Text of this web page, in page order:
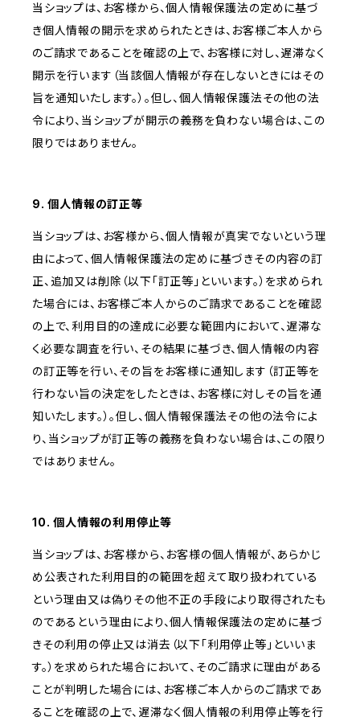
当ショップは、お客様から、個人情報保護法の定めに基づ
き個人情報の開示を求められたときは、お客様ご本人から
のご請求であることを確認の上で、お客様に対し、遅滞なく
開示を行います（当該個人情報が存在しないときにはその
旨を通知いたします。）。但し、個人情報保護法その他の法
令により、当ショップが開示の義務を負わない場合は、この
限りではありません。
9. 個人情報の訂正等
当ショップは、お客様から、個人情報が真実でないという理
由によって、個人情報保護法の定めに基づきその内容の訂
正、追加又は削除（以下「訂正等」といいます。）を求められ
た場合には、お客様ご本人からのご請求であることを確認
の上で、利用目的の達成に必要な範囲内において、遅滞な
く必要な調査を行い、その結果に基づき、個人情報の内容
の訂正等を行い、その旨をお客様に通知します（訂正等を
行わない旨の決定をしたときは、お客様に対しその旨を通
知いたします。）。但し、個人情報保護法その他の法令によ
り、当ショップが訂正等の義務を負わない場合は、この限り
ではありません。
10. 個人情報の利用停止等
当ショップは、お客様から、お客様の個人情報が、あらかじ
め公表された利用目的の範囲を超えて取り扱われている
という理由又は偽りその他不正の手段により取得されたも
のであるという理由により、個人情報保護法の定めに基づ
きその利用の停止又は消去（以下「利用停止等」といいま
す。）を求められた場合において、そのご請求に理由がある
ことが判明した場合には、お客様ご本人からのご請求であ
ることを確認の上で、遅滞なく個人情報の利用停止等を行